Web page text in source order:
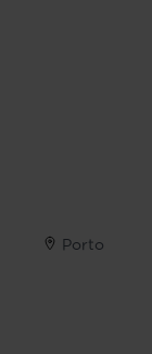
Porto